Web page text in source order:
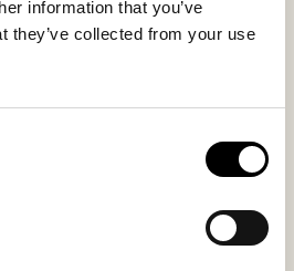
information that you’ve
they’ve collected from your use
Sheepskin
liker